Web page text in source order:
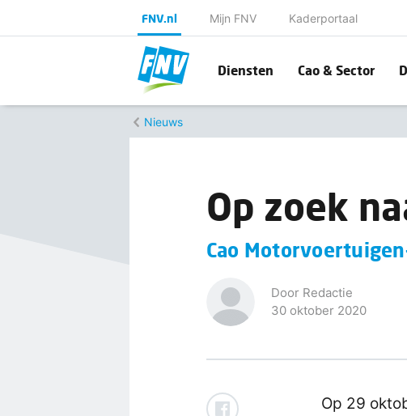
FNV.nl Mijn FNV Kaderportaal
Diensten Cao & Sector
Nieuws
Op zoek
Cao
Door Redactie
30 oktober 2020
Op 29